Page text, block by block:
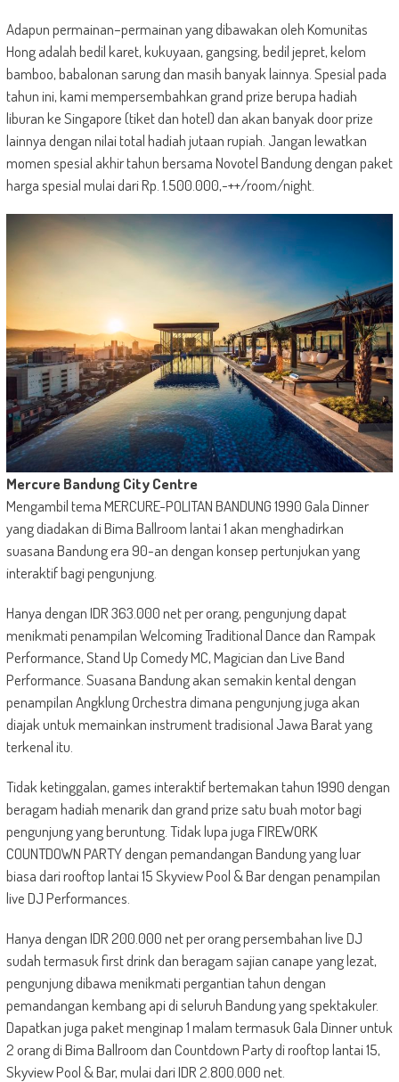
Adapun permainan–permainan yang dibawakan oleh Komunitas
Hong adalah bedil karet, kukuyaan, gangsing, bedil jepret, kelom
bamboo, babalonan sarung dan masih banyak lainnya. Spesial pada
tahun ini, kami mempersembahkan grand prize berupa hadiah
liburan ke Singapore (tiket dan hotel) dan akan banyak door prize
lainnya dengan nilai total hadiah jutaan rupiah. Jangan lewatkan
momen spesial akhir tahun bersama Novotel Bandung dengan paket
harga spesial mulai dari Rp. 1.500.000,-++/room/night.
Mercure Bandung City Centre
Mengambil tema MERCURE-POLITAN BANDUNG 1990 Gala Dinner
yang diadakan di Bima Ballroom lantai 1 akan menghadirkan
suasana Bandung era 90-an dengan konsep pertunjukan yang
interaktif bagi pengunjung.
Hanya dengan IDR 363.000 net per orang, pengunjung dapat
menikmati penampilan Welcoming Traditional Dance dan Rampak
Performance, Stand Up Comedy MC, Magician dan Live Band
Performance. Suasana Bandung akan semakin kental dengan
penampilan Angklung Orchestra dimana pengunjung juga akan
diajak untuk memainkan instrument tradisional Jawa Barat yang
terkenal itu.
Tidak ketinggalan, games interaktif bertemakan tahun 1990 dengan
beragam hadiah menarik dan grand prize satu buah motor bagi
pengunjung yang beruntung. Tidak lupa juga FIREWORK
COUNTDOWN PARTY dengan pemandangan Bandung yang luar
biasa dari rooftop lantai 15 Skyview Pool & Bar dengan penampilan
live DJ Performances.
Hanya dengan IDR 200.000 net per orang persembahan live DJ
sudah termasuk first drink dan beragam sajian canape yang lezat,
pengunjung dibawa menikmati pergantian tahun dengan
pemandangan kembang api di seluruh Bandung yang spektakuler.
Dapatkan juga paket menginap 1 malam termasuk Gala Dinner untuk
2 orang di Bima Ballroom dan Countdown Party di rooftop lantai 15,
Skyview Pool & Bar, mulai dari IDR 2.800.000 net.